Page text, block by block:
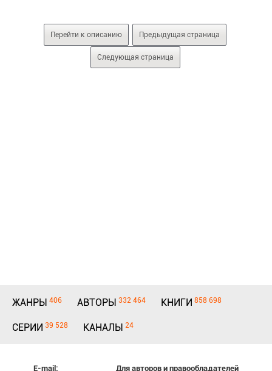
Перейти к описанию Предыдущая страница
Следующая страница
ЖАНРЫ 406 АВТОРЫ 332 464 КНИГИ 858 698
СЕРИИ 39 528 КАНАЛЫ 24
E-mail: Для авторов и правообладателей